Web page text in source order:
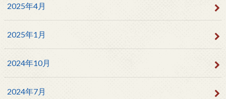
2025年4月
2025年1月
2024年10月
2024年7月